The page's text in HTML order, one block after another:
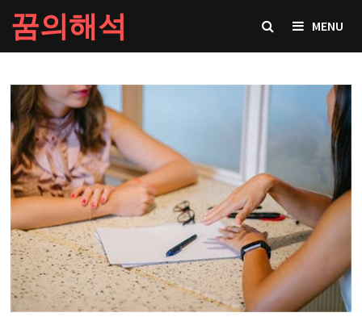
Skip
to
content
꿈의해석 MENU